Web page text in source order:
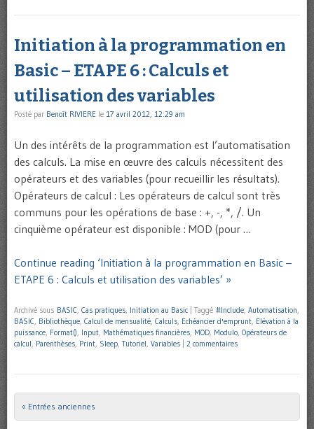
Initiation à la programmation en
Basic – ETAPE 6 : Calculs et
utilisation des variables
Posté par Benoît RIVIERE le 17 avril 2012, 12:29 am
Un des intérêts de la programmation est l’automatisation
des calculs. La mise en œuvre des calculs nécessitent des
opérateurs et des variables (pour recueillir les résultats).
Opérateurs de calcul : Les opérateurs de calcul sont très
communs pour les opérations de base : +, -, *, /. Un
cinquième opérateur est disponible : MOD (pour …
Continue reading ‘Initiation à la programmation en Basic –
ETAPE 6 : Calculs et utilisation des variables’ »
Archivé sous BASIC, Cas pratiques, Initiation au Basic Taggé #Include, Automatisation,
BASIC, Bibliothèque, Calcul de mensualité, Calculs, Echéancier d'emprunt, Elévation à la
puissance, Format(), Input, Mathématiques financières, MOD, Modulo, Opérateurs de
calcul, Parenthèses, Print, Sleep, Tutoriel, Variables 2 commentaires
Post navigation
« Entrées anciennes